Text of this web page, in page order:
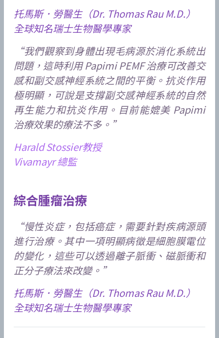
托馬斯．勞醫生（Dr. Thomas Rau M.D.）
全球知名瑞士生物醫學專家
“我們觀察到身體出現毛病源於消化系統出
問題，這時利用 Papimi PEMF 治療可改善交
感和副交感神經系統之間的平衡。抗炎作用
極明顯，可說是支撐副交感神經系統的自然
再生能力和抗炎作用。目前能媲美 Papimi
治療效果的療法不多。”
Harald Stossier教授
Vivamayr 總監
綜合腫瘤治療
“慢性炎症，包括癌症，需要針對疾病源頭
進行治療。其中一項明顯病徵是細胞膜電位
的變化，這些可以透過離子脈衝、磁脈衝和
正分子療法來改變。”
托馬斯．勞醫生（Dr. Thomas Rau M.D.）
全球知名瑞士生物醫學專家